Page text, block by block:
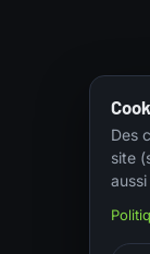
Des
site